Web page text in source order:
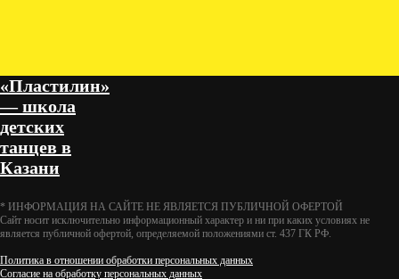
«Пластилин»
— школа
детских
танцев в
Казани
* ИНФОРМАЦИЯ НА САЙТЕ НЕ ЯВЛЯЕТСЯ ПУБЛИЧНОЙ ОФЕРТОЙ
Cайт носит исключительно информационный характер и ни при каких условиях не
является публичной офертой, определяемой положениями ст. 437 ГК РФ.
Политика в отношении обработки персональных данных
Согласие на обработку персональных данных